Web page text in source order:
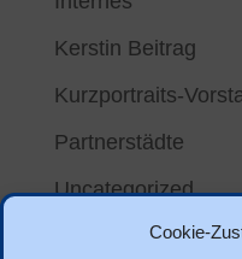
Cookie-
Kerstin Beitrag
Kurzportraits-
Partnerstädte
Uncategorized